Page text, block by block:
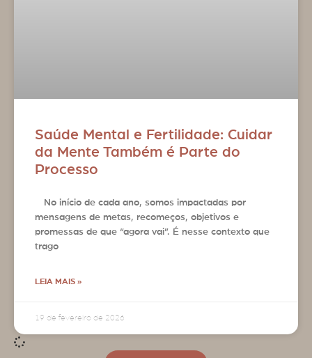
Saúde Mental e Fertilidade: Cuidar
da Mente Também é Parte do
Processo
No início de cada ano, somos impactadas por
mensagens de metas, recomeços, objetivos e
promessas de que “agora vai”. É nesse contexto que
trago
LEIA MAIS »
19 de fevereiro de 2026